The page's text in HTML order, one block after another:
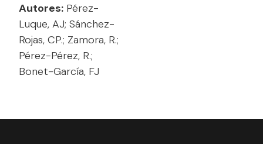
Autores: Pérez-
Luque, AJ; Sánchez-
Rojas, CP.; Zamora, R.;
Pérez-Pérez, R.;
Bonet-García, FJ